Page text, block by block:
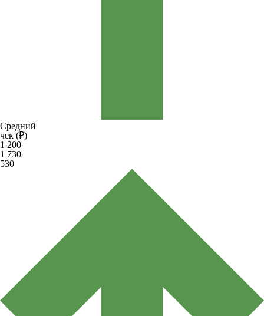
Средний
чек (₽)
1 200
1 730
530